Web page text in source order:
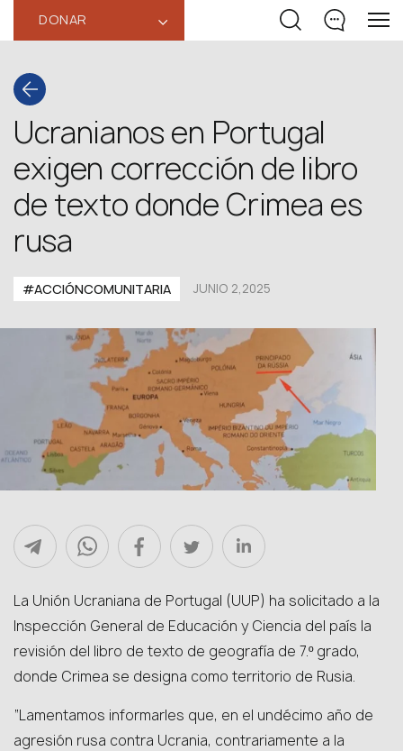
DONAR ‹
Ucranianos en Portugal
exigen corrección de libro
de texto donde Crimea es
rusa
#ACCIÓNCOMUNITARIA JUNIO 2,2025
La Unión Ucraniana de Portugal (UUP) ha solicitado a la
Inspección General de Educación y Ciencia del país la
revisión del libro de texto de geografía de 7.º grado,
donde Crimea se designa como territorio de Rusia.
“Lamentamos informarles que, en el undécimo año de
agresión rusa contra Ucrania, contrariamente a la